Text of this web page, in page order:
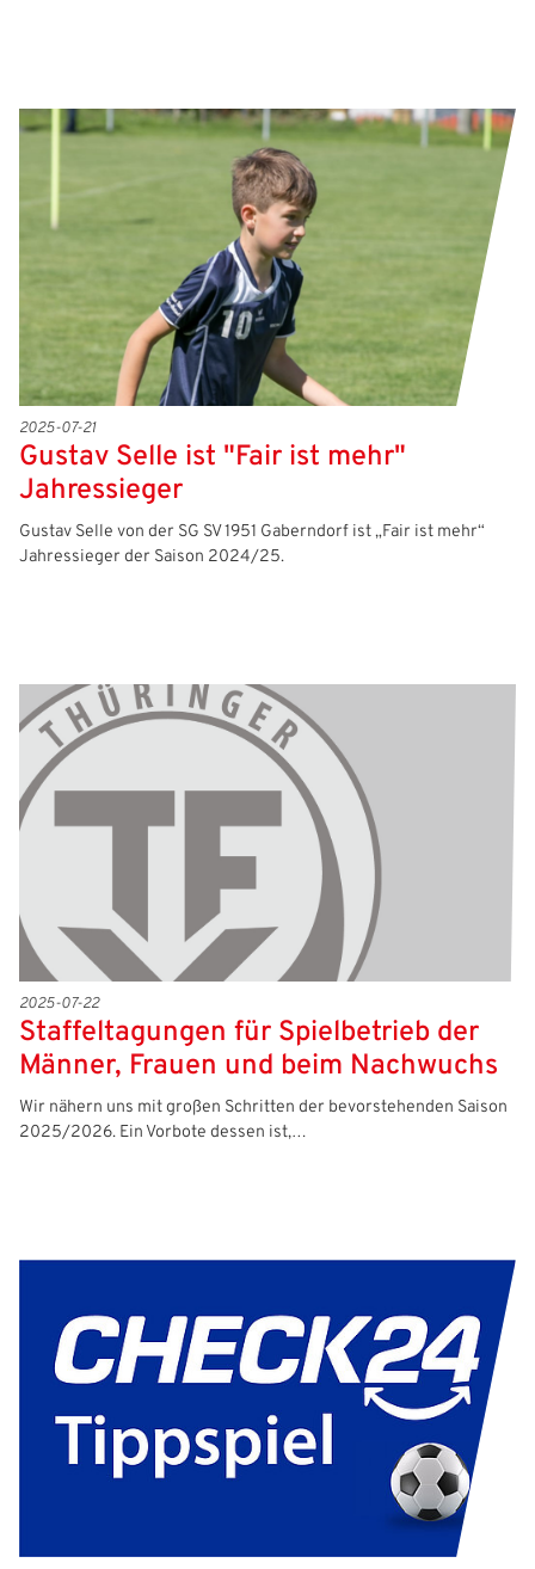
2025-07-21
Gustav Selle ist "Fair ist mehr"
Jahressieger
Gustav Selle von der SG SV 1951 Gaberndorf ist „Fair ist mehr“
Jahressieger der Saison 2024/25.
2025-07-22
Staffeltagungen für Spielbetrieb der
Männer, Frauen und beim Nachwuchs
Wir nähern uns mit großen Schritten der bevorstehenden Saison
2025/2026. Ein Vorbote dessen ist,…